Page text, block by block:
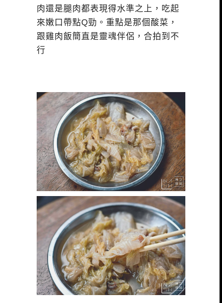
肉還是腿肉都表現得水準之上，吃起
來嫩口帶點Q勁。重點是那個酸菜，
跟雞肉飯簡直是靈魂伴侶，合拍到不
行